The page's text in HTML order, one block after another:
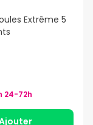
Extrême 5
24-72h